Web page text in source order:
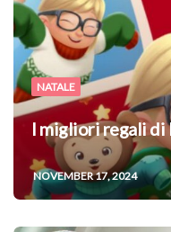
NATALE
I migliori regali di
NOVEMBER 17, 2024